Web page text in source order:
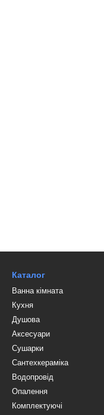
Каталог
Ванна кімната
Кухня
Душова
Аксесуари
Сушарки
Сантехкераміка
Водопровід
Опалення
Комплектуючі